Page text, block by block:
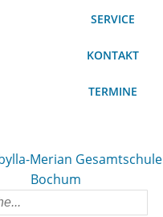
SERVICE
KONTAKT
TERMINE
Merian Gesamtschule
Bochum